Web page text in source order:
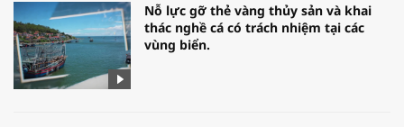
Nỗ lực gỡ thẻ vàng thủy sản và khai
thác nghề cá có trách nhiệm tại các
vùng biển.